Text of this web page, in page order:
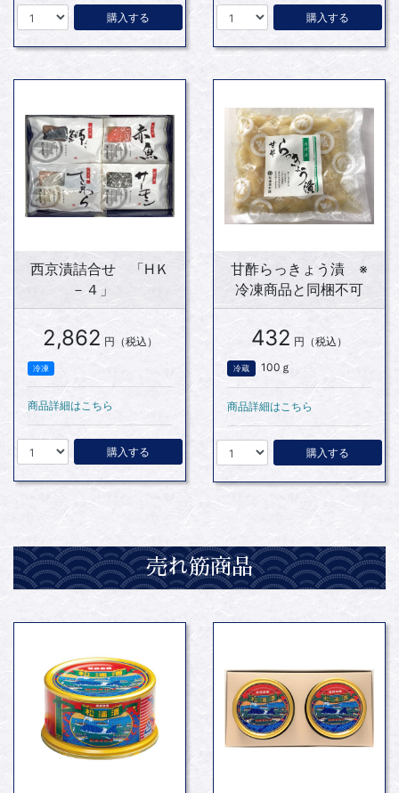
購入する 購入する
西京漬詰合せ 「HＫ
－４」
2,862 円（税込）
冷凍
商品詳細はこちら
購入する
甘酢らっきょう漬 ※
冷凍商品と同梱不可
432 円（税込）
冷蔵 100ｇ
商品詳細はこちら
購入する
売れ筋商品